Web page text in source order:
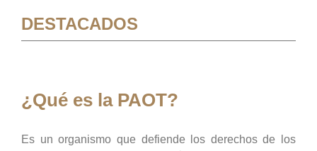
DESTACADOS
¿Qué es la PAOT?
Es un organismo que defiende los derechos de los